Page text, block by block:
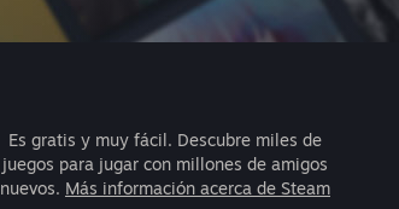
Es gratis y muy fácil. Descubre miles de
juegos para jugar con millones de amigos
nuevos. Más información acerca de Steam